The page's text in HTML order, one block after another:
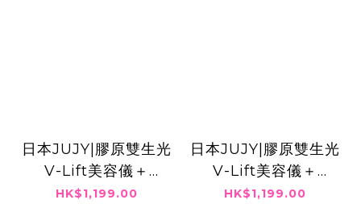
日本JUJY|膠原雙生光
V-Lift美容儀＋
Dr.Slis 鋼筋索面霜 |
HK$1,199.00
日本JUJY|膠原雙生光
V-Lift美容儀＋
Sliswiss白藜蘆醇爆
HK$1,199.00